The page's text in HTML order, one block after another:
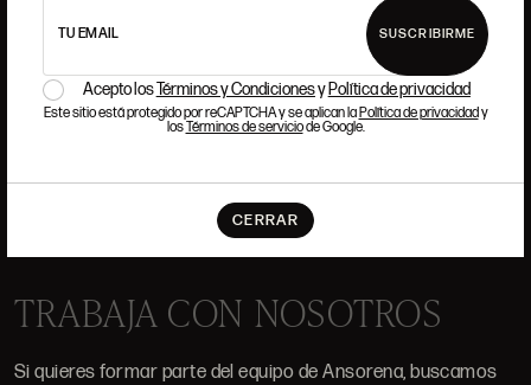
TU EMAIL SUSCRIBIRME
Acepto losTérminos y Condicionesy Política de privacidad
Este sitio está protegido por reCAPTCHA y se aplican laPolítica de privacidady
losTérminos de serviciode Google.
CERRAR
DÓNDE ESTAMOS
TRABAJA CON NOSOTROS
Si quieres formar parte del equipo de Ansorena, buscamos